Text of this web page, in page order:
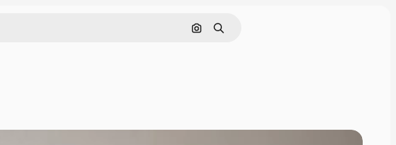
画像で検索
検索